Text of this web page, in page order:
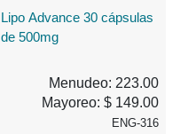
Lipo Advance 30 cápsulas
de 500mg
Menudeo: 223.00
Mayoreo: $ 149.00
ENG-316